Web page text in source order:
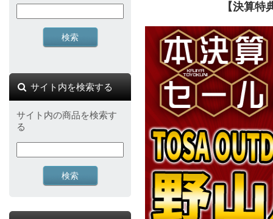
【決算特典：バー
サイト内を検索する
サイト内の商品を検索す
る